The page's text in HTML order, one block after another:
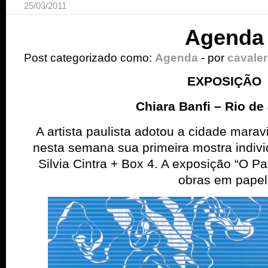
25/03/2011
Agenda
Post categorizado como: Agenda - por
EXPOSIÇÃO
Chiara Banfi – Rio
A artista paulista adotou a cidade
nesta semana sua primeira mostra
Silvia Cintra + Box 4. A exposição “O
obras em